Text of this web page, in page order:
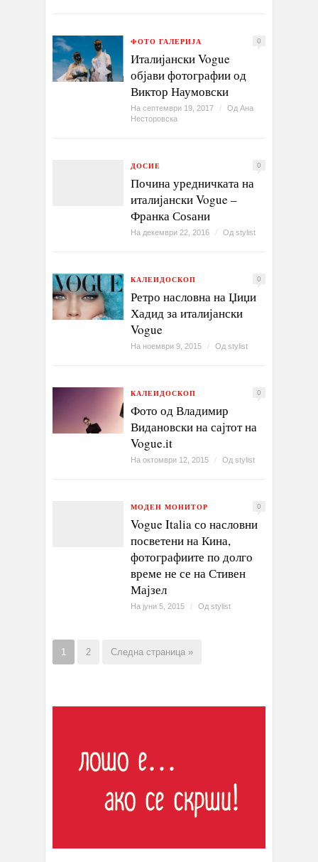
ФОТО ГАЛЕРИЈА 0
Италијански Vogue
објави фотографии од
Виктор Наумовски
На септември 19, 2017 / Од Ана
Несторовска
ДОСИЕ 0
Почина уредничката на
италијански Vogue –
Франка Соѕани
На декември 22, 2016 / Од stylist
КАЛЕИДОСКОП 0
Ретро насловна на Џиџи
Хадид за италијански
Vogue
На ноември 9, 2015 / Од stylist
КАЛЕИДОСКОП 0
Фото од Владимир
Видановски на сајтот на
Vogue.it
На октомври 12, 2015 / Од stylist
МОДЕН МОНИТОР 0
Vogue Italia со насловни
посветени на Кина,
фотографиите по долго
време не се на Стивен
Мајзел
На јуни 5, 2015 / Од stylist
1 2 Следна страница »